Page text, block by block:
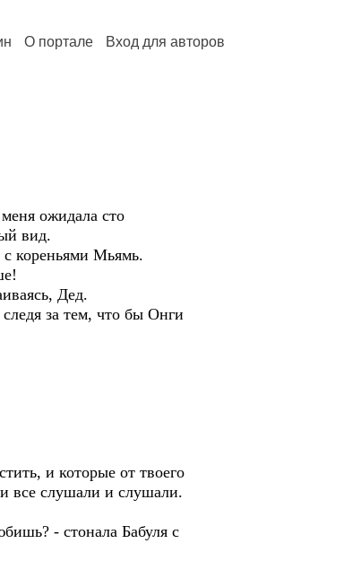
О портале Вход для авторов
ожидала сто
вид.
с кореньями Мьямь.
Дед.
за тем, что бы Онги
и которые от твоего
все слушали и слушали.
- стонала Бабуля с